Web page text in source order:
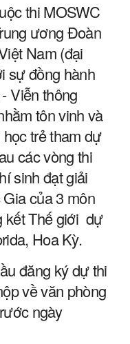
thi MOSWC
ương Đoàn
Nam (đại
sự đồng hành
Viễn thông
tôn vinh và
trẻ tham dự
các vòng thi
sinh đạt giải
của 3 môn
kết Thế giới dự
Hoa Kỳ.
đăng ký dự thi
về văn phòng
ngày